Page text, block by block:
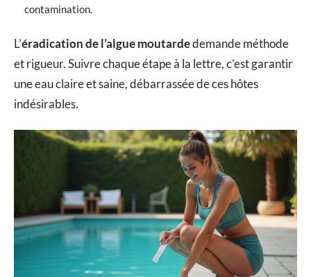
contamination.
L’éradication de l’algue moutardedemande méthode
et rigueur. Suivre chaque étape à la lettre, c’est garantir
une eau claire et saine, débarrassée de ces hôtes
indésirables.